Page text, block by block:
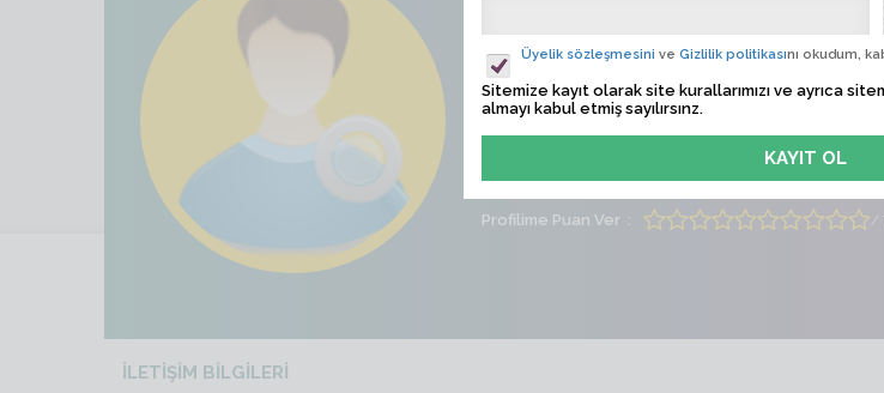
Ziyaret Tarihi Sadece üyelere özel
Son İşlem Zamanı Sadece üyelere özel
Profilime Puan Ver /
İLETİŞİM BİLGİLERİ
Üyelik sözleşmesini ve Gizlilik politikasını okudum,
Sitemize kayıt olarak site kurallarımızı ve ayrıca
almayı kabul etmiş sayılırsınz.